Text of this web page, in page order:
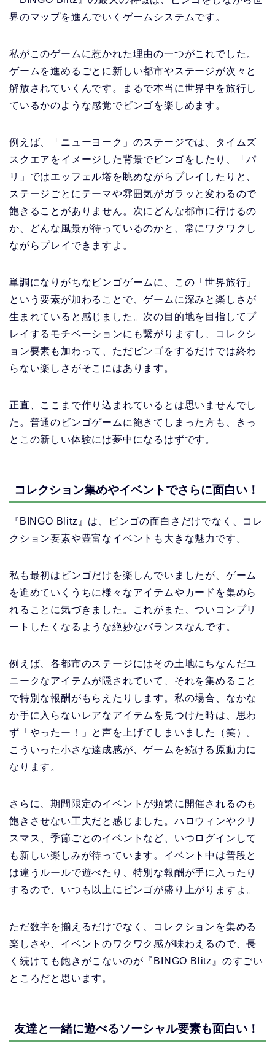
界のマップを進んでいくゲームシステムです。
私がこのゲームに惹かれた理由の一つがこれでした。
ゲームを進めるごとに新しい都市やステージが次々と
解放されていくんです。まるで本当に世界中を旅行し
ているかのような感覚でビンゴを楽しめます。
例えば、「ニューヨーク」のステージでは、タイムズ
スクエアをイメージした背景でビンゴをしたり、「パ
リ」ではエッフェル塔を眺めながらプレイしたりと、
ステージごとにテーマや雰囲気がガラッと変わるので
飽きることがありません。次にどんな都市に行けるの
か、どんな風景が待っているのかと、常にワクワクし
ながらプレイできますよ。
単調になりがちなビンゴゲームに、この「世界旅行」
という要素が加わることで、ゲームに深みと楽しさが
生まれていると感じました。次の目的地を目指してプ
レイするモチベーションにも繋がりますし、コレクシ
ョン要素も加わって、ただビンゴをするだけでは終わ
らない楽しさがそこにはあります。
正直、ここまで作り込まれているとは思いませんでし
た。普通のビンゴゲームに飽きてしまった方も、きっ
とこの新しい体験には夢中になるはずです。
コレクション集めやイベントでさらに面白い！
『BINGO Blitz』は、ビンゴの面白さだけでなく、コレ
クション要素や豊富なイベントも大きな魅力です。
私も最初はビンゴだけを楽しんでいましたが、ゲーム
を進めていくうちに様々なアイテムやカードを集めら
れることに気づきました。これがまた、ついコンプリ
ートしたくなるような絶妙なバランスなんです。
例えば、各都市のステージにはその土地にちなんだユ
ニークなアイテムが隠されていて、それを集めること
で特別な報酬がもらえたりします。私の場合、なかな
か手に入らないレアなアイテムを見つけた時は、思わ
ず「やったー！」と声を上げてしまいました（笑）。
こういった小さな達成感が、ゲームを続ける原動力に
なります。
さらに、期間限定のイベントが頻繁に開催されるのも
飽きさせない工夫だと感じました。ハロウィンやクリ
スマス、季節ごとのイベントなど、いつログインして
も新しい楽しみが待っています。イベント中は普段と
は違うルールで遊べたり、特別な報酬が手に入ったり
するので、いつも以上にビンゴが盛り上がりますよ。
ただ数字を揃えるだけでなく、コレクションを集める
楽しさや、イベントのワクワク感が味わえるので、長
く続けても飽きがこないのが『BINGO Blitz』のすごい
ところだと思います。
友達と一緒に遊べるソーシャル要素も面白い！